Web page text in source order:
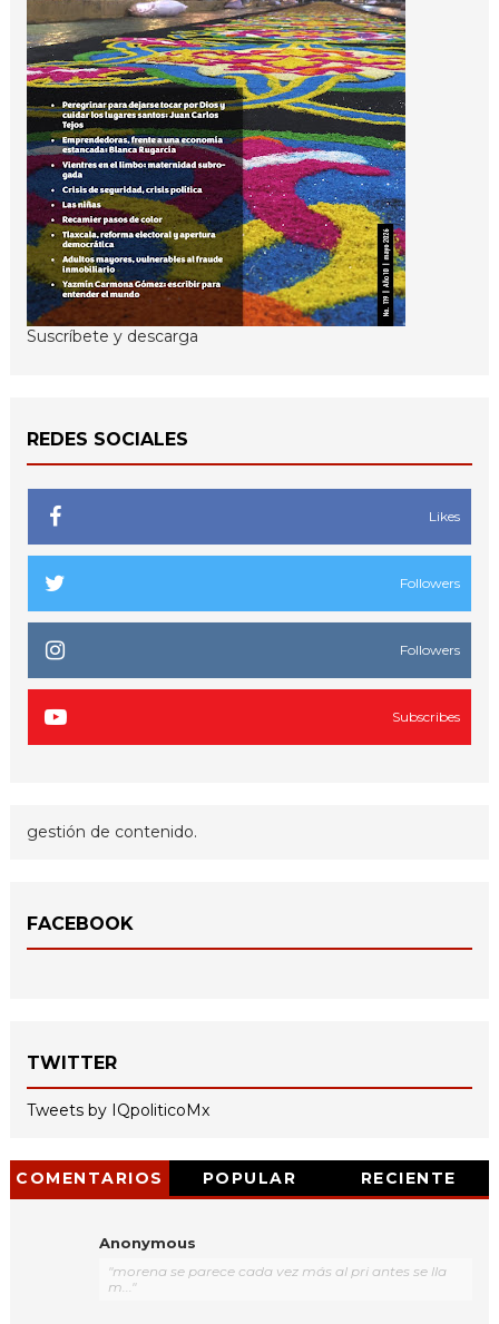
Suscríbete y descarga
REDES SOCIALES
Likes
Followers
Followers
Subscribes
gestión de contenido.
FACEBOOK
TWITTER
Tweets by IQpoliticoMx
COMENTARIOS POPULAR RECIENTE
Anonymous
"morena se parece cada vez más al pri antes se lla
m..."